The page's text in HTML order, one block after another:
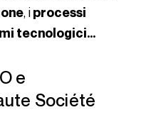
, iprocessi
tecnologici…
Société